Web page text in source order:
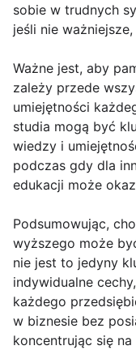
sobie w trudnych
jeśli nie
Ważne jest, aby
zależy przede
umiejętności
studia mogą być
wiedzy i
podczas gdy dla
edukacji może
Podsumowując,
wyższego może
nie jest to jedyny
indywidualne
każdego
w biznesie bez
koncentrując się